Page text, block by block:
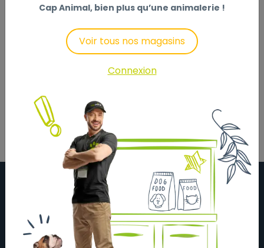
Aliment complet pour chiots de toutes les tailles (2-12
mois), sans céréales ajoutées.Élaboré avec de la
viande de poulet élevé en plein air désossée comme
des légumes, des super-aliments et des sources
Cap Animal, bien plus qu’une animalerie !
Voir tous nos magasins
Connexion